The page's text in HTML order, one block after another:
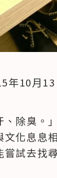
10月13
、除臭
化息息
試去找